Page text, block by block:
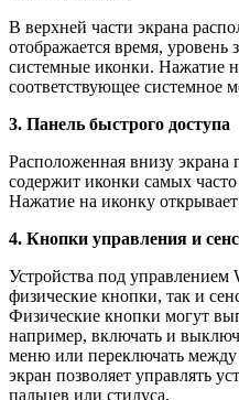
В верхней части экрана
отображается время, уровень
системные иконки. Нажатие
соответствующее системное
3. Панель быстрого доступа
Расположенная внизу экрана
содержит иконки самых
Нажатие на иконку
4. Кнопки управления и
Устройства под управлением
физические кнопки, так и
Физические кнопки могут
например, включать и
меню или переключать
экран позволяет управлять
пальцев или стилуса.